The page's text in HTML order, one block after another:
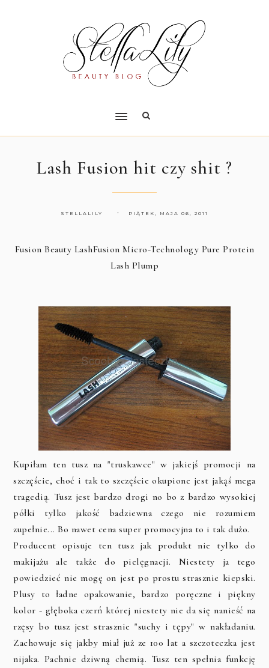
Lash Fusion hit czy shit ?
STELLALILY PIĄTEK, MAJA 06, 2011
Fusion Beauty LashFusion Micro-Technology Pure Protein
Lash Plump
Kupiłam ten tusz na "truskawce" w jakiejś promocji na
szczęście, choć i tak to szczęście okupione jest jakąś mega
tragedią. Tusz jest bardzo drogi no bo z bardzo wysokiej
półki tylko jakość badziewna czego nie rozumiem
zupełnie... Bo nawet cena super promocyjna to i tak dużo.
Producent opisuje ten tusz jak produkt nie tylko do
makijażu ale także do pielęgnacji. Niestety ja tego
powiedzieć nie mogę on jest po prostu strasznie kiepski.
Plusy to ładne opakowanie, bardzo poręczne i piękny
kolor - głęboka czerń której niestety nie da się nanieść na
rzęsy bo tusz jest strasznie "suchy i tępy" w nakładaniu.
Zachowuje się jakby miał już ze 100 lat a szczoteczka jest
nijaka. Pachnie dziwną chemią. Tusz ten spełnia funkcję